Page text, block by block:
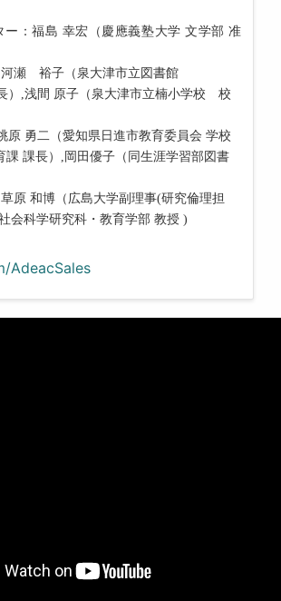
ー：福島 幸宏（ 慶應義塾大学 文学部 准
河瀬 裕子（泉大津市立図書館
）,浅間 原子（泉大津市立楠小学校 校
原 勇二（愛知県日進市教育委員会 学校
課 課長）,岡田優子（同生涯学習部図書
草原 和博（ 広島大学副理事(研究倫理担
会科学研究科・教育学部 教授 )
AdeacSales